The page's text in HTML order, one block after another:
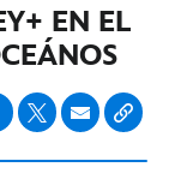
EN EL